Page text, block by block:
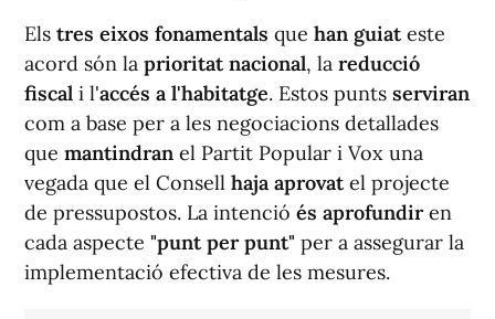
Els tres eixos fonamentals que han guiateste
acord són la prioritat nacional, la reducció
fiscal i l'accés a l'habitatge. Estos punts serviran
com a base per a les negociacions detallades
que mantindran el Partit Popular i Vox una
vegada que el Consell haja aprovatel projecte
de pressupostos. La intenció és aprofundiren
cada aspecte "punt per punt" per a assegurar la
implementació efectiva de les mesures.